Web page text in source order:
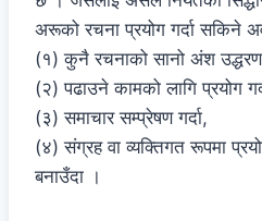
अरूको रचना प्रयोग गर्दा सकिने
(१) कुनै रचनाको सानो अंश उद्धरण
(२) पढाउने कामको लागि प्रयोग
(३) समाचार सम्प्रेषण गर्दा,
(४) संग्रह वा व्यक्तिगत रूपमा
बनाउँदा ।